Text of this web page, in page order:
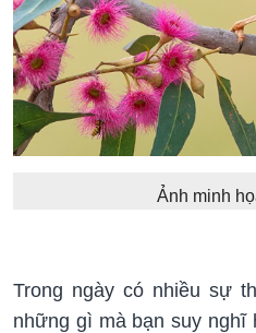
Ảnh minh
Trong ngày có nhiều sự
những gì mà bạn suy nghĩ